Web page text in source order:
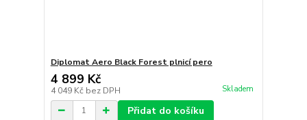
Diplomat Aero Black Forest plnicí pero
4 899 Kč
4 049 Kč bez DPH Skladem
Přidat do košíku